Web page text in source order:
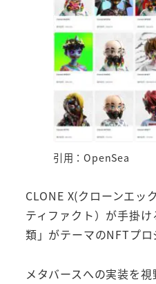
引用：OpenSea
CLONE X(クローンエッ
ティファクト）が手掛
類」がテーマのNFTプロ
メタバースへの実装を